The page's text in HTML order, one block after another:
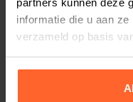
partners kunnen deze
informatie die u aan
verzameld op basis
worden in Farm
andere producten
De afgelopen 25
dat Farm Food HE
Harry
22 januari